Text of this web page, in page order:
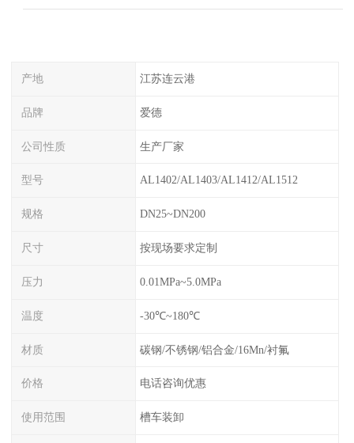
产地 江苏连云港
品牌 爱德
公司性质 生产厂家
型号 AL1402/AL1403/AL1412/AL1512
规格 DN25~DN200
尺寸 按现场要求定制
压力 0.01MPa~5.0MPa
温度 -30℃~180℃
材质 碳钢/不锈钢/铝合金/16Mn/衬氟
价格 电话咨询优惠
使用范围 槽车装卸